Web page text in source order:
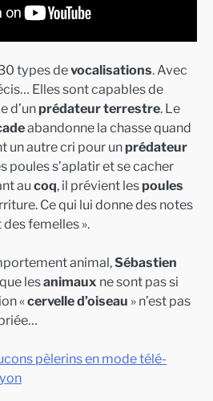
types devocalisations. Avec
Elles sont capables de
d’un prédateur terrestre. Le
abandonne la chasse quand
un autre cri pour un prédateur
poules s’aplatir et se cacher
au coq, il prévient les poules
Ce qui lui donne des notes
femelles ».
animal,Sébastien
lesanimaux ne sont pas si
«cervelle d’oiseau » n’est pas
pèlerins en mode télé-